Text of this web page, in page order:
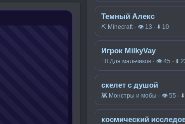
Темный Алекс
⛏️ Minecraft · 👁 13 · ⬇ 10
Игрок MilkyVay
🧍‍♂️ Для мальчиков · 👁 45 · ⬇
скелет с душой
👾 Монстры и мобы · 👁 55 · ⬇
космический